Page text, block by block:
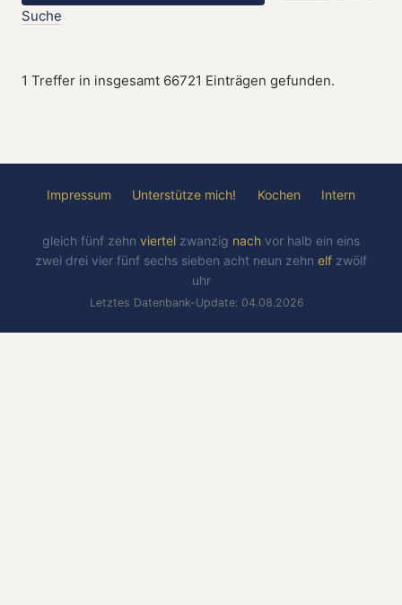
Suche
1 Treffer in insgesamt 66721 Einträgen gefunden.
Impressum Unterstütze mich! Kochen Intern
gleich fünf zehn viertel zwanzig nach vor halb ein eins
zwei drei vier fünf sechs sieben acht neun zehn elf zwölf
uhr
Letztes Datenbank-Update: 04.08.2026